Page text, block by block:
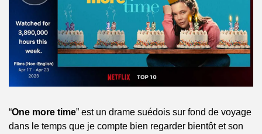
“One more time” est un drame suédois sur fond de voyage
dans le temps que je compte bien regarder bientôt et son